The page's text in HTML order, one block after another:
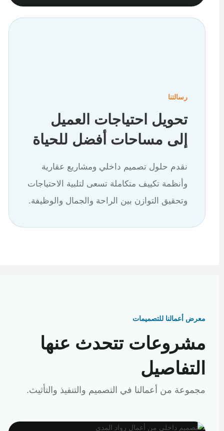
رسالتنا
تحويل احتياجات العميل
إلى مساحات أفضل للحياة
نقدم حلول تصميم داخلي ومشاريع عقارية
وأنظمة تكييف متكاملة تسعى لتلبية الاحتياجات
وتحقيق التوازن بين الراحة والجمال والوظيفة.
معرض أعمالنا للتصميمات
مشروعات تتحدث عنها
التفاصيل
مجموعة من أعمالنا في التصميم والتنفيذ والتأثيث.